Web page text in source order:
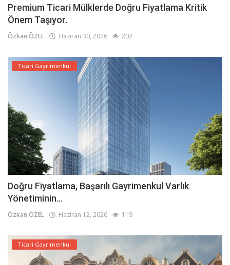
Premium Ticari Mülklerde Doğru Fiyatlama Kritik
Önem Taşıyor.
Özkan ÖZEL Haziran 30, 2026 202
Ticari Gayrimenkul
Doğru Fiyatlama, Başarılı Gayrimenkul Varlık
Yönetiminin...
Özkan ÖZEL Haziran 12, 2026 119
Ticari Gayrimenkul